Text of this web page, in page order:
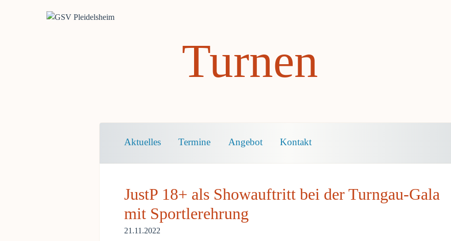
Turnen
Navigation
Aktuelles Termine Angebot Kontakt
JustP 18+ als Showauftritt bei der Turngau-Gala
mit Sportlerehrung
21.11.2022